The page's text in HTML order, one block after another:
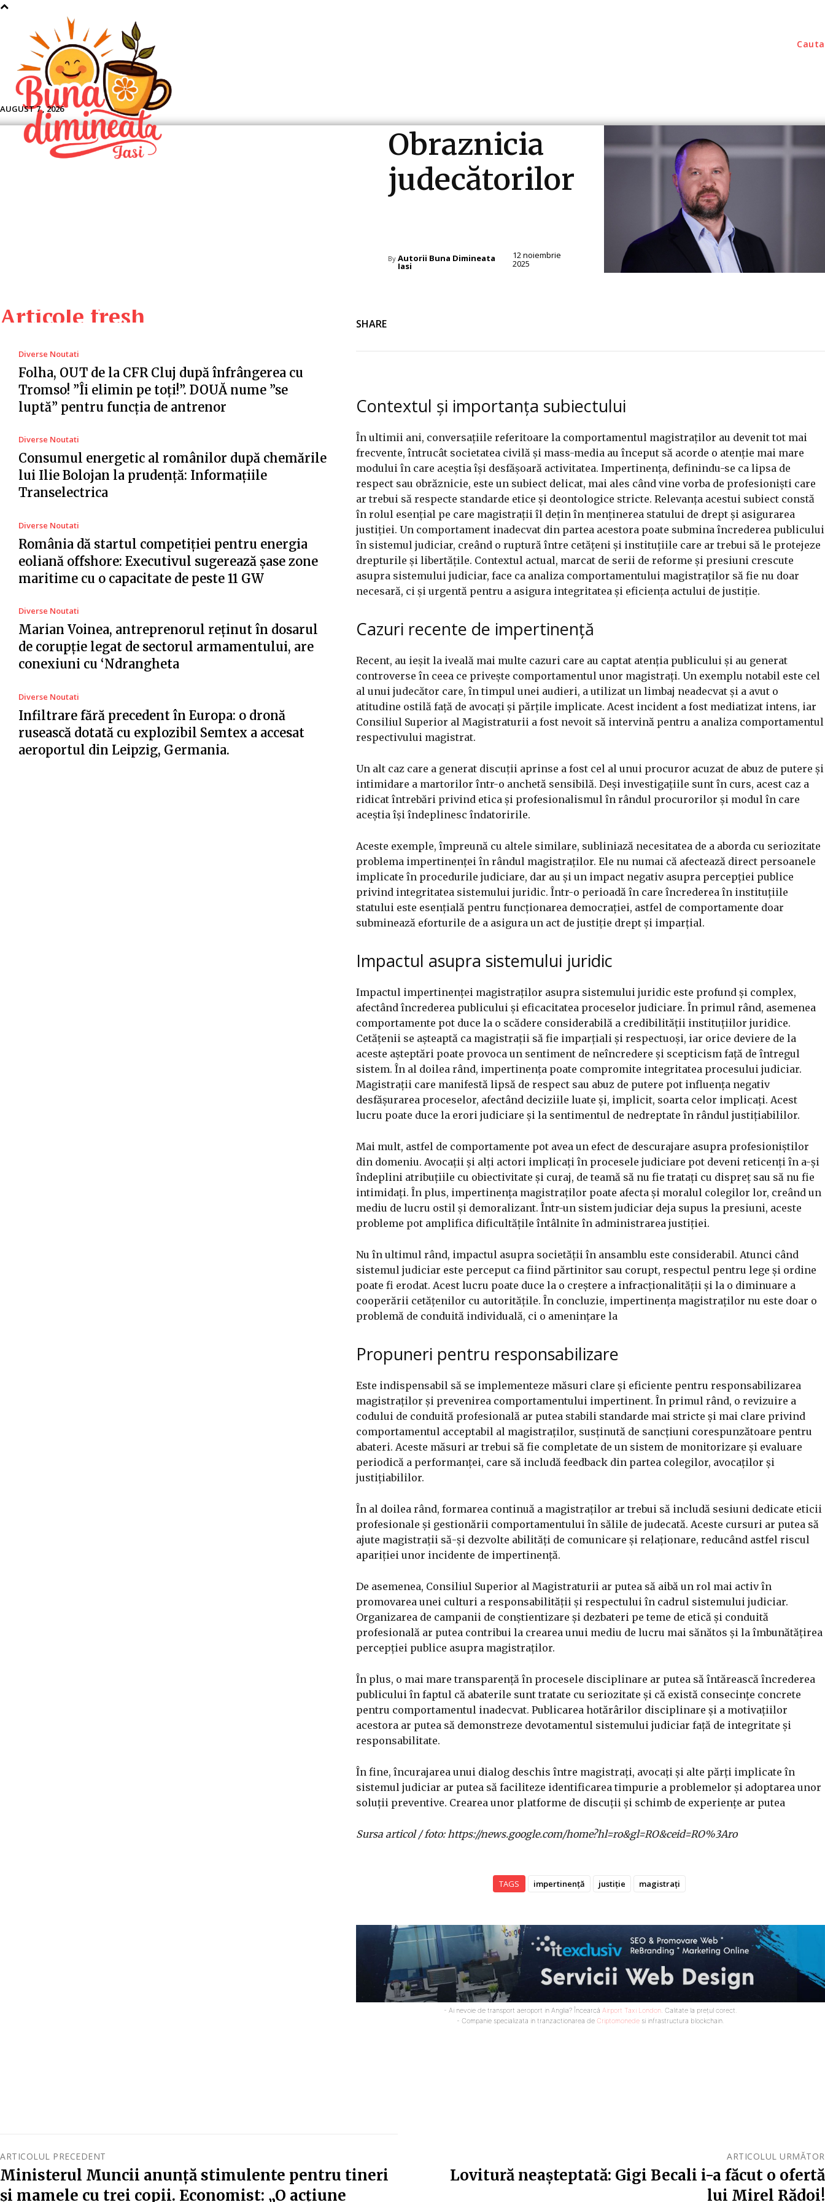
AUGUST 7 , 2026
Cauta
Obraznicia
judecătorilor
By Autorii Buna Dimineata
Iasi
12 noiembrie
2025
Articole fresh
Diverse Noutati
Folha, OUT de la CFR Cluj după înfrângerea cu
Tromso! ”Îi elimin pe toți!”. DOUĂ nume ”se
luptă” pentru funcția de antrenor
Diverse Noutati
Consumul energetic al românilor după chemările
lui Ilie Bolojan la prudență: Informațiile
Transelectrica
Diverse Noutati
România dă startul competiției pentru energia
eoliană offshore: Executivul sugerează șase zone
maritime cu o capacitate de peste 11 GW
Diverse Noutati
Marian Voinea, antreprenorul reținut în dosarul
de corupție legat de sectorul armamentului, are
conexiuni cu ‘Ndrangheta
Diverse Noutati
Infiltrare fără precedent în Europa: o dronă
rusească dotată cu explozibil Semtex a accesat
aeroportul din Leipzig, Germania.
SHARE
Contextul și importanța subiectului
În ultimii ani, conversațiile referitoare la comportamentul magistraților au devenit tot mai
frecvente, întrucât societatea civilă și mass-media au început să acorde o atenție mai mare
modului în care aceștia își desfășoară activitatea. Impertinența, definindu-se ca lipsa de
respect sau obrăznicie, este un subiect delicat, mai ales când vine vorba de profesioniști care
ar trebui să respecte standarde etice și deontologice stricte. Relevanța acestui subiect constă
în rolul esențial pe care magistrații îl dețin în menținerea statului de drept și asigurarea
justiției. Un comportament inadecvat din partea acestora poate submina încrederea publicului
în sistemul judiciar, creând o ruptură între cetățeni și instituțiile care ar trebui să le protejeze
drepturile și libertățile. Contextul actual, marcat de serii de reforme și presiuni crescute
asupra sistemului judiciar, face ca analiza comportamentului magistraților să fie nu doar
necesară, ci și urgentă pentru a asigura integritatea și eficiența actului de justiție.
Cazuri recente de impertinență
Recent, au ieșit la iveală mai multe cazuri care au captat atenția publicului și au generat
controverse în ceea ce privește comportamentul unor magistrați. Un exemplu notabil este cel
al unui judecător care, în timpul unei audieri, a utilizat un limbaj neadecvat și a avut o
atitudine ostilă față de avocați și părțile implicate. Acest incident a fost mediatizat intens, iar
Consiliul Superior al Magistraturii a fost nevoit să intervină pentru a analiza comportamentul
respectivului magistrat.
Un alt caz care a generat discuții aprinse a fost cel al unui procuror acuzat de abuz de putere și
intimidare a martorilor într-o anchetă sensibilă. Deși investigațiile sunt în curs, acest caz a
ridicat întrebări privind etica și profesionalismul în rândul procurorilor și modul în care
aceștia își îndeplinesc îndatoririle.
Aceste exemple, împreună cu altele similare, subliniază necesitatea de a aborda cu seriozitate
problema impertinenței în rândul magistraților. Ele nu numai că afectează direct persoanele
implicate în procedurile judiciare, dar au și un impact negativ asupra percepției publice
privind integritatea sistemului juridic. Într-o perioadă în care încrederea în instituțiile
statului este esențială pentru funcționarea democrației, astfel de comportamente doar
subminează eforturile de a asigura un act de justiție drept și imparțial.
Impactul asupra sistemului juridic
Impactul impertinenței magistraților asupra sistemului juridic este profund și complex,
afectând încrederea publicului și eficacitatea proceselor judiciare. În primul rând, asemenea
comportamente pot duce la o scădere considerabilă a credibilității instituțiilor juridice.
Cetățenii se așteaptă ca magistrații să fie imparțiali și respectuoși, iar orice deviere de la
aceste așteptări poate provoca un sentiment de neîncredere și scepticism față de întregul
sistem. În al doilea rând, impertinența poate compromite integritatea procesului judiciar.
Magistrații care manifestă lipsă de respect sau abuz de putere pot influența negativ
desfășurarea proceselor, afectând deciziile luate și, implicit, soarta celor implicați. Acest
lucru poate duce la erori judiciare și la sentimentul de nedreptate în rândul justițiabililor.
Mai mult, astfel de comportamente pot avea un efect de descurajare asupra profesioniștilor
din domeniu. Avocații și alți actori implicați în procesele judiciare pot deveni reticenți în a-și
îndeplini atribuțiile cu obiectivitate și curaj, de teamă să nu fie tratați cu dispreț sau să nu fie
intimidați. În plus, impertinența magistraților poate afecta și moralul colegilor lor, creând un
mediu de lucru ostil și demoralizant. Într-un sistem judiciar deja supus la presiuni, aceste
probleme pot amplifica dificultățile întâlnite în administrarea justiției.
Nu în ultimul rând, impactul asupra societății în ansamblu este considerabil. Atunci când
sistemul judiciar este perceput ca fiind părtinitor sau corupt, respectul pentru lege și ordine
poate fi erodat. Acest lucru poate duce la o creștere a infracționalității și la o diminuare a
cooperării cetățenilor cu autoritățile. În concluzie, impertinența magistraților nu este doar o
problemă de conduită individuală, ci o amenințare la
Propuneri pentru responsabilizare
Este indispensabil să se implementeze măsuri clare și eficiente pentru responsabilizarea
magistraților și prevenirea comportamentului impertinent. În primul rând, o revizuire a
codului de conduită profesională ar putea stabili standarde mai stricte și mai clare privind
comportamentul acceptabil al magistraților, susținută de sancțiuni corespunzătoare pentru
abateri. Aceste măsuri ar trebui să fie completate de un sistem de monitorizare și evaluare
periodică a performanței, care să includă feedback din partea colegilor, avocaților și
justițiabililor.
În al doilea rând, formarea continuă a magistraților ar trebui să includă sesiuni dedicate eticii
profesionale și gestionării comportamentului în sălile de judecată. Aceste cursuri ar putea să
ajute magistrații să-și dezvolte abilități de comunicare și relaționare, reducând astfel riscul
apariției unor incidente de impertinență.
De asemenea, Consiliul Superior al Magistraturii ar putea să aibă un rol mai activ în
promovarea unei culturi a responsabilității și respectului în cadrul sistemului judiciar.
Organizarea de campanii de conștientizare și dezbateri pe teme de etică și conduită
profesională ar putea contribui la crearea unui mediu de lucru mai sănătos și la îmbunătățirea
percepției publice asupra magistraților.
În plus, o mai mare transparență în procesele disciplinare ar putea să întărească încrederea
publicului în faptul că abaterile sunt tratate cu seriozitate și că există consecințe concrete
pentru comportamentul inadecvat. Publicarea hotărârilor disciplinare și a motivațiilor
acestora ar putea să demonstreze devotamentul sistemului judiciar față de integritate și
responsabilitate.
În fine, încurajarea unui dialog deschis între magistrați, avocați și alte părți implicate în
sistemul judiciar ar putea să faciliteze identificarea timpurie a problemelor și adoptarea unor
soluții preventive. Crearea unor platforme de discuții și schimb de experiențe ar putea
Sursa articol / foto: https://news.google.com/home?hl=ro&gl=RO&ceid=RO%3Aro
TAGS impertinență justiție magistrați
- Ai nevoie de transport aeroport in Anglia? Încearcă Airport Taxi London . Calitate la prețul corect.
- Companie specializata in tranzactionarea de Criptomonede si infrastructura blockchain.
ARTICOLUL PRECEDENT
Ministerul Muncii anunță stimulente pentru tineri
și mamele cu trei copii. Economist: „O acțiune
ARTICOLUL URMĂTOR
Lovitură neașteptată: Gigi Becali i-a făcut o ofertă
lui Mirel Rădoi!